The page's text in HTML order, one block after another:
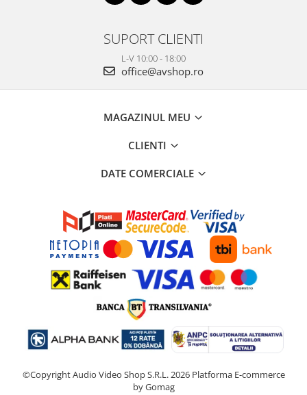
SUPORT CLIENTI
L-V 10:00 - 18:00
office@avshop.ro
MAGAZINUL MEU
CLIENTI
DATE COMERCIALE
©Copyright Audio Video Shop S.R.L. 2026 Platforma E-commerce
by Gomag